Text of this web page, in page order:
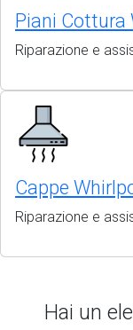
Piani Cottura
Riparazione e
Cappe
Riparazione e
Hai un